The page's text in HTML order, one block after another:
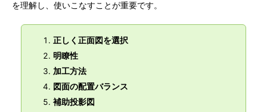
を理解し、使いこなすことが重要です。
正しく正面図を選択
明瞭性
加工方法
図面の配置バランス
補助投影図